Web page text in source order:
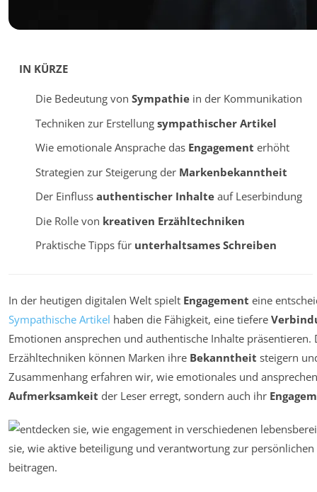
IN KÜRZE
Die Bedeutung von Sympathiein der Kommunikation
Techniken zur Erstellung sympathischer Artikel
Wie emotionale Ansprache das Engagement erhöht
Strategien zur Steigerung der Markenbekanntheit
Der Einfluss authentischer Inhalteauf Leserbindung
Die Rolle von kreativen Erzähltechniken
Praktische Tipps für unterhaltsames Schreiben
In der heutigen digitalen Welt spielt Engagement eine
Sympathische Artikel haben die Fähigkeit, eine tiefere
Emotionen ansprechen und authentische Inhalte präsentieren.
Erzähltechniken können Marken ihre Bekanntheit steigern
Zusammenhang erfahren wir, wie emotionales und
Aufmerksamkeit der Leser erregt, sondern auch ihr